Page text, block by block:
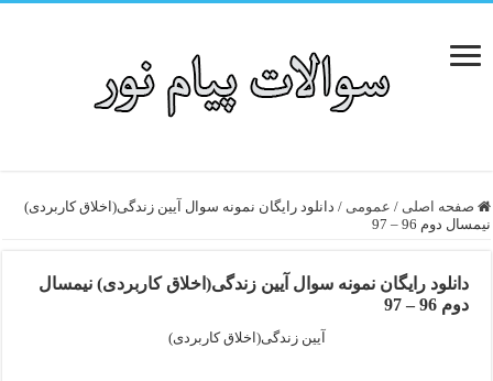
صفحه اصلی / عمومی / دانلود رایگان نمونه سوال آیین زندگی(اخلاق کاربردی)
نیمسال دوم 96 – 97
دانلود رایگان نمونه سوال آیین زندگی(اخلاق کاربردی) نیمسال
دوم 96 – 97
آیین زندگی(اخلاق کاربردی)